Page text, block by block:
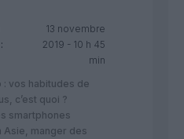
13 novembre
2019 - 10 h 45
min
: vos habitudes de
c’est quoi ?
smartphones
Asie, manger des